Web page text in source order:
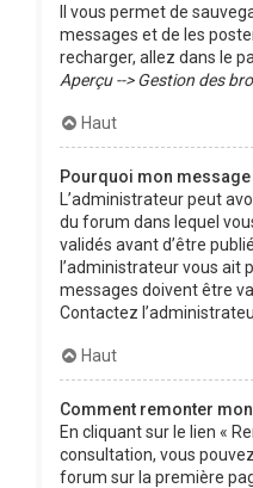
Il vous permet de
messages et de les
recharger, allez dans le
Aperçu --> Gestion des
Haut
Pourquoi mon
L’administrateur peut
du forum dans lequel
validés avant d’être
l’administrateur vous ait
messages doivent être
Contactez
Haut
Comment remonter
En cliquant sur le lien «
consultation, vous pouvez
forum sur la première